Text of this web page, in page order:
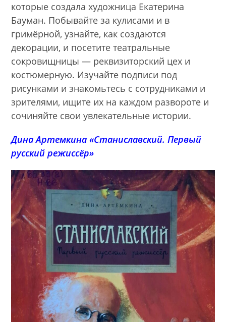
которые создала художница Екатерина
Бауман. Побывайте за кулисами и в
гримёрной, узнайте, как создаются
декорации, и посетите театральные
сокровищницы — реквизиторский цех и
костюмерную. Изучайте подписи под
рисунками и знакомьтесь с сотрудниками и
зрителями, ищите их на каждом развороте и
сочиняйте свои увлекательные истории.
Дина Артемкина «Станиславский. Первый
русский режиссёр»